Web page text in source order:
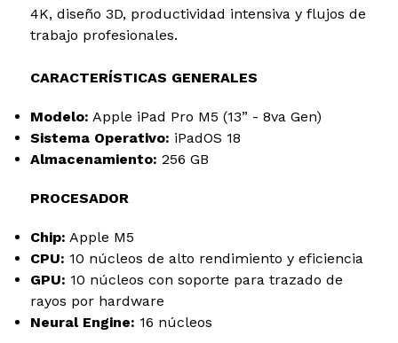
4K, diseño 3D, productividad intensiva y flujos de
trabajo profesionales.
CARACTERÍSTICAS GENERALES
Modelo: Apple iPad Pro M5 (13” - 8va Gen)
Sistema Operativo: iPadOS 18
Almacenamiento: 256 GB
PROCESADOR
Chip: Apple M5
CPU: 10 núcleos de alto rendimiento y eficiencia
GPU: 10 núcleos con soporte para trazado de
rayos por hardware
Neural Engine: 16 núcleos